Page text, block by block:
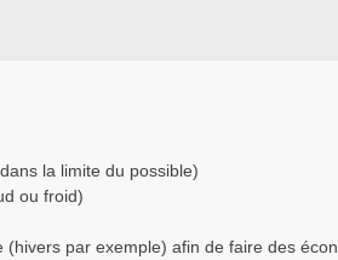
la limite du possible)
ou froid)
par exemple) afin de faire des